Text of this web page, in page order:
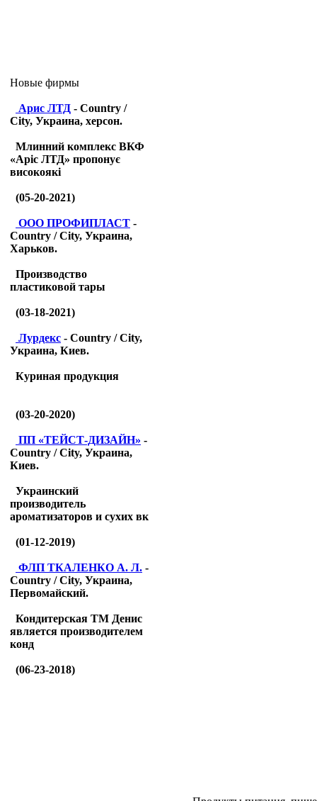
Новые фирмы
Арис ЛТД - Country /
City, Украина, херсон.
Млинний комплекс ВКФ
«Аріс ЛТД» пропонує
високоякі
(05-20-2021)
ООО ПРОФИПЛАСТ -
Country / City, Украина,
Харьков.
Производство
пластиковой тары
(03-18-2021)
Лурдекс - Country / City,
Украина, Киев.
Куриная продукция
(03-20-2020)
ПП «ТЕЙСТ-ДИЗАЙН» -
Country / City, Украина,
Киев.
Украинский
производитель
ароматизаторов и сухих вк
(01-12-2019)
ФЛП ТКАЛЕНКО А. Л. -
Country / City, Украина,
Первомайский.
Кондитерская ТМ Денис
является производителем
конд
(06-23-2018)